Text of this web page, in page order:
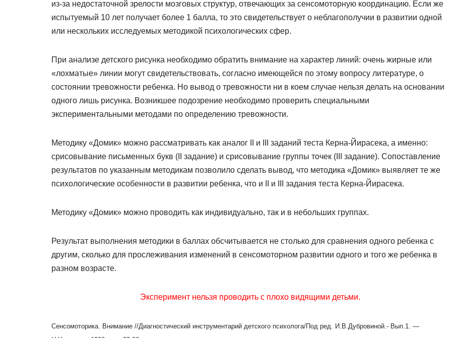
из-за недостаточной зрелости мозговых структур, отвечающих за сенсомоторную координацию. Если же
испытуемый 10 лет получает более 1 балла, то это свидетельствует о неблагополучии в развитии одной
или нескольких исследуемых методикой психологических сфер.
При анализе детского рисунка необходимо обратить внимание на характер линий: очень жирные или
«лохматые» линии могут свидетельствовать, согласно имеющейся по этому вопросу литературе, о
состоянии тревожности ребенка. Но вывод о тревожности ни в коем случае нельзя делать на основании
одного лишь рисунка. Возникшее подозрение необходимо проверить специальными
экспериментальными методами по определению тревожности.
Методику «Домик» можно рассматривать как аналог II и III заданий теста Керна-Йирасека, а именно:
срисовывание письменных букв (II задание) и срисовывание группы точек (III задание). Сопоставление
результатов по указанным методикам позволило сделать вывод, что методика «Домик» выявляет те же
психологические особенности в развитии ребенка, что и II и III задания теста Керна-Йирасека.
Методику «Домик» можно проводить как индивидуально, так и в небольших группах.
Результат выполнения методики в баллах обсчитывается не столько для сравнения одного ребенка с
другим, сколько для прослеживания изменений в сенсомоторном развитии одного и того же ребенка в
разном возрасте.
Эксперимент нельзя проводить с плохо видящими детьми.
Сенсомоторика. Внимание //Диагностический инструментарий детского психолога/Под ред. И.В.Дубровиной.- Вып.1. —